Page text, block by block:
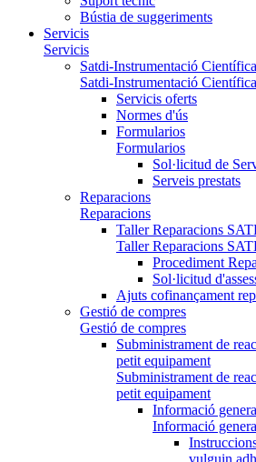
Bústia de suggeriments
Servicis
Servicis
Satdi-Instrumentació Científica
Satdi-Instrumentació Científica
Servicis oferts
Normes d'ús
Formularios
Formularios
Sol·licitud de
Serveis prestats
Reparacions
Reparacions
Taller Reparacions
Taller Reparacions
Procediment
Sol·licitud
Ajuts cofinançament
Gestió de compres
Gestió de compres
Subministrament de
petit equipament
Subministrament de
petit equipament
Informació
Informació
vulguin